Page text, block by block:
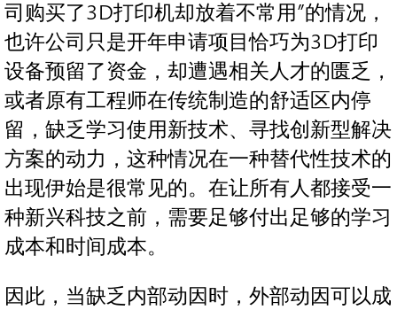
司购买了3D打印机却放着不常用”的情况，
也许公司只是开年申请项目恰巧为3D打印
设备预留了资金，却遭遇相关人才的匮乏，
或者原有工程师在传统制造的舒适区内停
留，缺乏学习使用新技术、寻找创新型解决
方案的动力，这种情况在一种替代性技术的
出现伊始是很常见的。在让所有人都接受一
种新兴科技之前，需要足够付出足够的学习
成本和时间成本。
因此，当缺乏内部动因时，外部动因可以成